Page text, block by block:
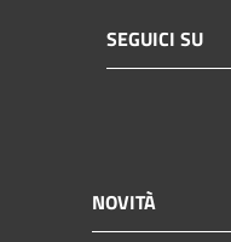
SEGUICI SU
NOVITÀ